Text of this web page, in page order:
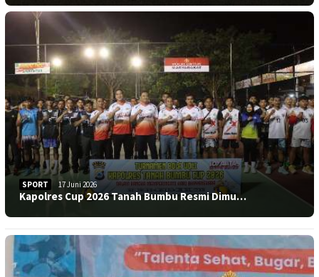
SPORT 17 Juni 2026
Kapolres Cup 2026 Tanah Bumbu Resmi Dimu…